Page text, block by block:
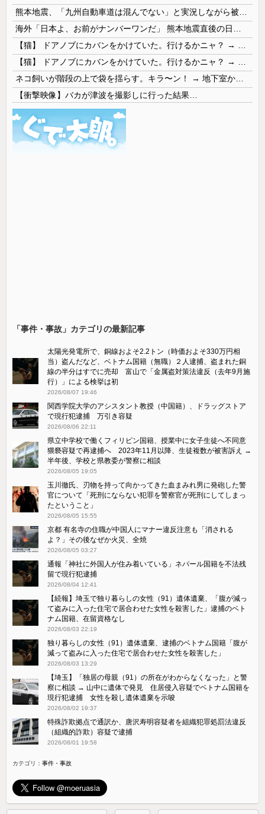
【衝撃映像】バカが津波を撮影しに行った結果…
「事件・事故」カテゴリの最新記事
太陽光発電所で、銅線およそ2.2トン（時価およそ330万円相
当）盗んだなど、ベトナム国籍（無職）２人逮捕、盗まれた銅
線の半分はすでに売却 富山で「金属盗対策法違反（去年9月施
行）」による検挙は初
2026/08/07 19:46
関西学院大学のアシスタント教授（中国籍）、ドラッグストア
で現行犯逮捕 万引き容疑
2026/08/06 22:11
県立中学校で働くフィリピン国籍、授業中に女子生徒へ不同意
猥褻容疑で再逮捕へ 2023年11月以降、生徒複数が被害訴え →
半年後、学校と県教委が警察に相談
2026/08/05 19:05
玉川徹氏、刃物を持って向かってきた血まみれ男に発砲した警
官について「死刑にならない犯罪を警察官が死刑にしてしまっ
たということ」
2026/08/05 15:55
京都 有名寺の住職が中国人にマナー違反注意も「消される
よ？」その後なぜか火災、全焼
2026/08/05 03:27
通報「神社に外国人が住み着いている」ネパール国籍を不法残
留で現行犯逮捕
2026/08/04 12:41
【続報】埼玉で独り暮らしの女性（91）遺体遺棄、「腹が減っ
て盗みに入った住宅で居合わせた女性を殺害した」逮捕のベト
ナム国籍、在留資格なし
2026/08/03 22:19
独り暮らしの女性（91）遺体遺棄、逮捕のベトナム国籍「腹が
減って盗みに入った住宅で居合わせた女性を殺害した」
2026/08/03 13:29
【埼玉】「独居の母親（91）の所在がわからなくなった」と警
察に相談 → 山中に遺体で発見 住居侵入容疑でベトナム国籍を
現行犯逮捕 女性を殺し遺体遺棄を示唆
2026/08/02 19:37
特殊詐欺拠点で通訳か、唐沢寿明容疑者を組織犯罪処罰法違反
（組織的詐欺）容疑で逮捕
2026/08/01 19:58
カテゴリ：事件・事故